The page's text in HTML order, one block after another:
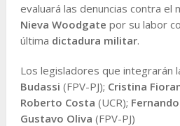
evaluará las denuncias contra el
Nieva Woodgate por su labor
última dictadura militar.
Los legisladores que integrarán
Budassi (FPV-PJ); Cristina
Roberto Costa (UCR);
Gustavo Oliva (FPV-PJ)